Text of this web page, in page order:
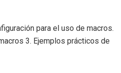
para el uso de macros.
3. Ejemplos prácticos de